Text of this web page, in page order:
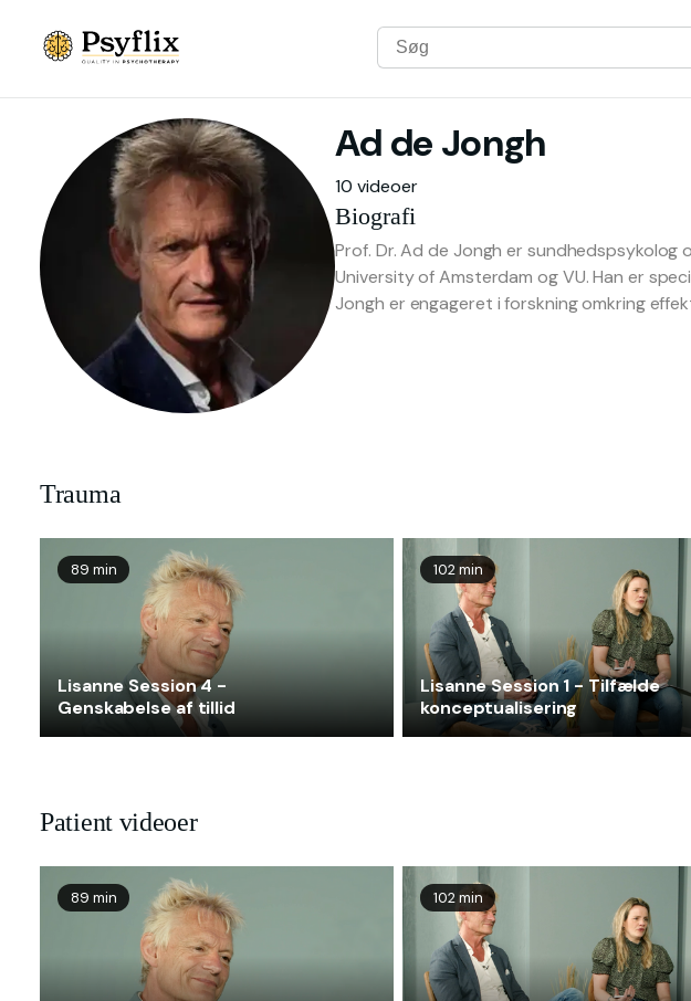
Ad de Jongh
10 videoer
Biografi
Prof. Dr. Ad de Jongh er
University of Amsterdam og VU. Han er
Jongh er engageret i forskning omkring
Trauma
89 min
Lisanne Session 4 -
Genskabelse af tillid
102 min
Lisanne Session 1 - Tilfælde
konceptualisering
Patient videoer
89 min 102 min